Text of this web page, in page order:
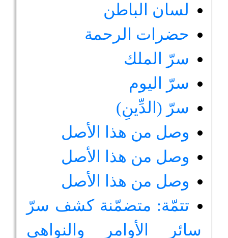
لسان الباطن
حضرات الرحمة
سرّ الملك
سرّ اليوم
سرّ (الدِّينِ)
وصل من هذا الأصل
وصل من هذا الأصل
وصل من هذا الأصل
تتمّة: متضمّنة كشف سرّ
سائر الأوامر والنواهي